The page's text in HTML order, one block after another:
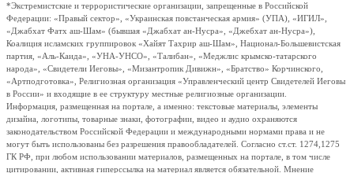
*Экстремистские и террористические организации, запрещенные в Российской
Федерации: «Правый сектор», «Украинская повстанческая армия» (УПА), «ИГИЛ»,
«Джабхат Фатх аш-Шам» (бывшая «Джабхат ан-Нусра», «Джебхат ан-Нусра»),
Коалиция исламских группировок «Хайят Тахрир аш-Шам», Национал-Большевистская
партия, «Аль-Каида», «УНА-УНСО», «Талибан», «Меджлис крымско-татарского
народа», «Свидетели Иеговы», «Мизантропик Дивижн», «Братство» Корчинского,
«Артподготовка», Религиозная организация «Управленческий центр Свидетелей Иеговы
в России» и входящие в ее структуру местные религиозные организации.
Информация, размещенная на портале, а именно: текстовые материалы, элементы
дизайна, логотипы, товарные знаки, фотографии, видео и аудио охраняются
законодательством Российской Федерации и международными нормами права и не
могут быть использованы без разрешения правообладателей. Согласно ст.ст. 1274,1275
ГК РФ, при любом использовании материалов, размещенных на портале, в том числе
цитировании, активная гиперссылка на материал является обязательной. Мнение